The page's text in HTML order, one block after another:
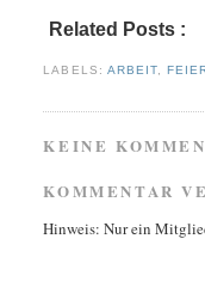
Related Posts :
LABELS: ARBEIT,
KEINE
KOMMENTAR
Hinweis: Nur ein